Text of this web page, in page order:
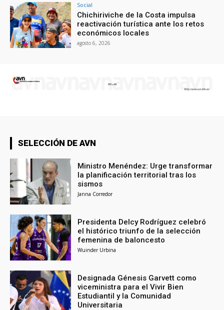
Social
Chichiriviche de la Costa impulsa
reactivación turística ante los retos
económicos locales
agosto 6, 2026
SELECCIÓN DE AVN
Ministro Menéndez: Urge transformar
la planificación territorial tras los
sismos
Janna Corredor
Presidenta Delcy Rodríguez celebró
el histórico triunfo de la selección
femenina de baloncesto
Wuinder Urbina
Designada Génesis Garvett como
viceministra para el Vivir Bien
Estudiantil y la Comunidad
Universitaria